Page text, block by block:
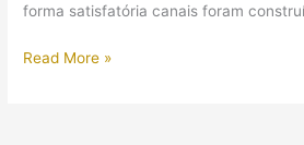
forma satisfatória canais foram
A
Read More »